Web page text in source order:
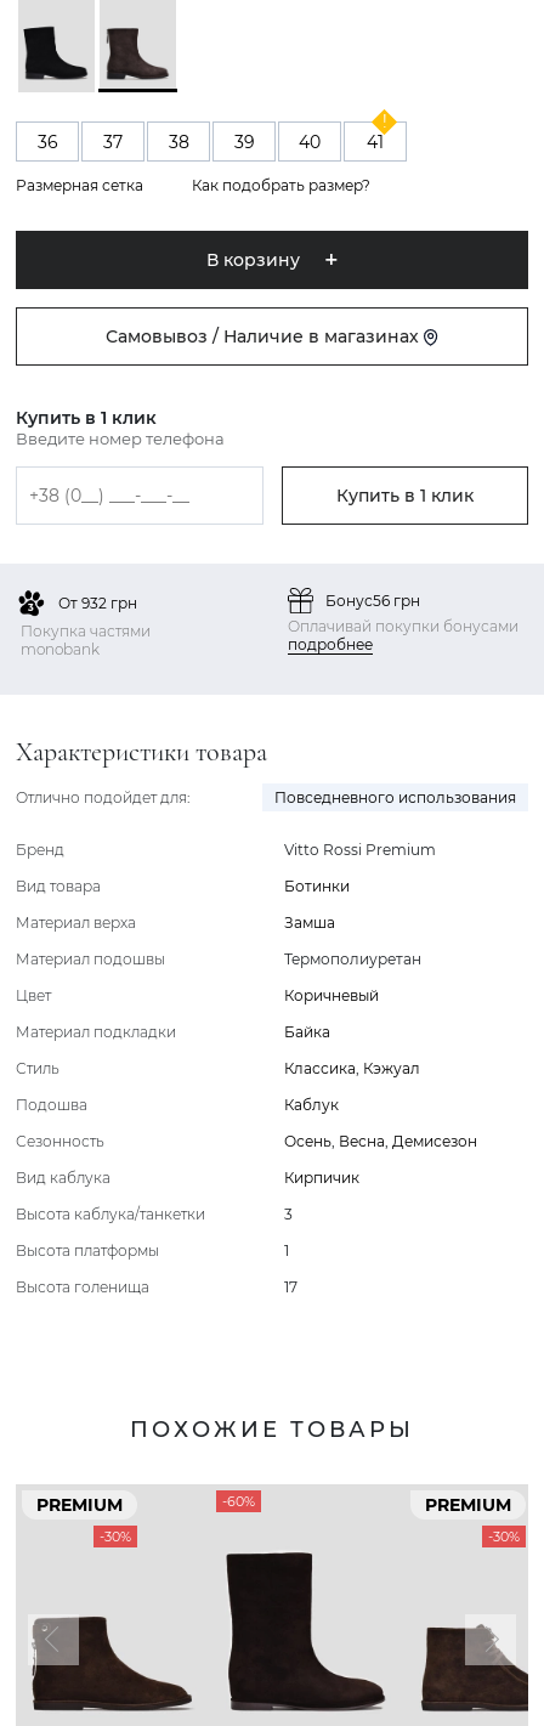
36 37 38 39 40 41
Размерная сетка Как подобрать размер?
В корзину
Самовывоз / Наличие в магазинах
Купить в 1 клик
Введите номер телефона
Купить в 1 клик
От 932 грн
Покупка частями
monobank
Бонус56 грн
Оплачивай покупки бонусами
подробнее
Характеристики товара
Отлично подойдет для: Повседневного использования
Бренд
Vitto Rossi Premium
Вид товара
Ботинки
Материал верха
Замша
Материал подошвы
Термополиуретан
Цвет
Коричневый
Материал подкладки
Байка
Стиль
Классика, Кэжуал
Подошва
Каблук
Сезонность
Осень, Весна, Демисезон
Вид каблука
Кирпичик
Высота каблука/танкетки
3
Высота платформы
1
Высота голенища
17
ПОХОЖИЕ ТОВАРЫ
PREMIUM
-30%
-60% PREMIUM
-30%